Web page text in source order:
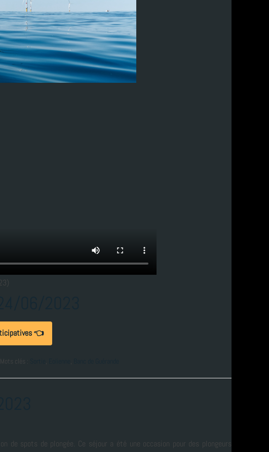
👈
Mots clés : , ,
de spots de plongée. Ce séjour a été une occasion pour des plongeurs